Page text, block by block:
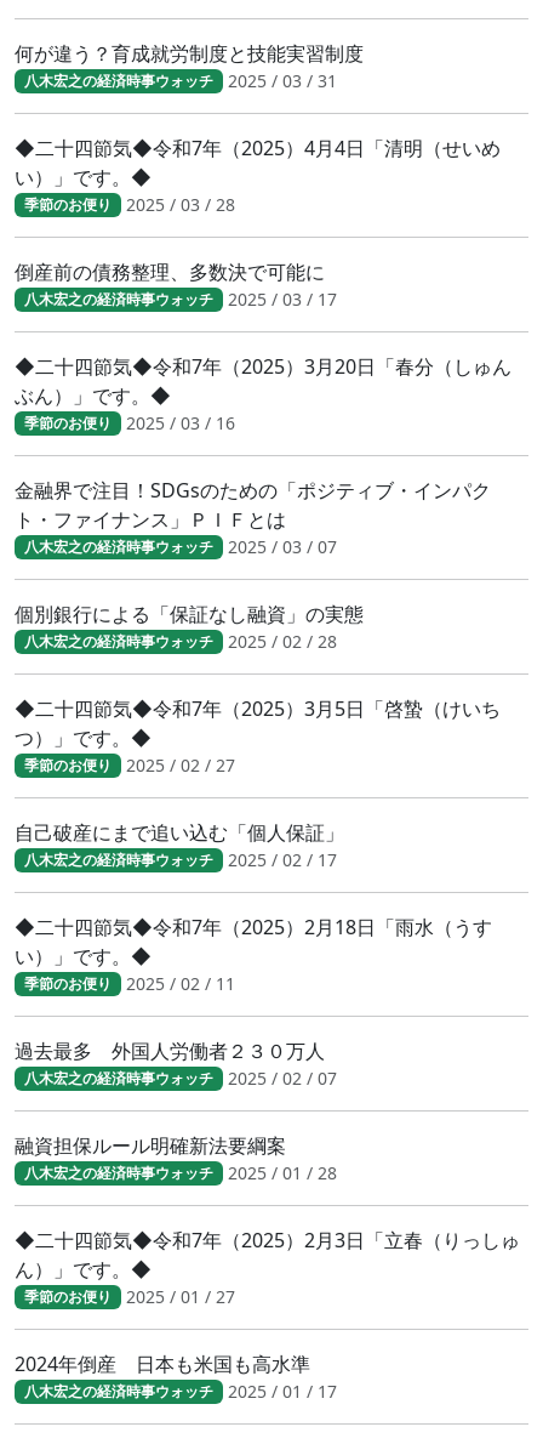
何が違う？育成就労制度と技能実習制度
八木宏之の経済時事ウォッチ 2025 / 03 / 31
◆二十四節気◆令和7年（2025）4月4日「清明（せいめ
い）」です。◆
季節のお便り 2025 / 03 / 28
倒産前の債務整理、多数決で可能に
八木宏之の経済時事ウォッチ 2025 / 03 / 17
◆二十四節気◆令和7年（2025）3月20日「春分（しゅん
ぶん）」です。◆
季節のお便り 2025 / 03 / 16
金融界で注目！SDGsのための「ポジティブ・インパク
ト・ファイナンス」ＰＩＦとは
八木宏之の経済時事ウォッチ 2025 / 03 / 07
個別銀行による「保証なし融資」の実態
八木宏之の経済時事ウォッチ 2025 / 02 / 28
◆二十四節気◆令和7年（2025）3月5日「啓蟄（けいち
つ）」です。◆
季節のお便り 2025 / 02 / 27
自己破産にまで追い込む「個人保証」
八木宏之の経済時事ウォッチ 2025 / 02 / 17
◆二十四節気◆令和7年（2025）2月18日「雨水（うす
い）」です。◆
季節のお便り 2025 / 02 / 11
過去最多 外国人労働者２３０万人
八木宏之の経済時事ウォッチ 2025 / 02 / 07
融資担保ルール明確新法要綱案
八木宏之の経済時事ウォッチ 2025 / 01 / 28
◆二十四節気◆令和7年（2025）2月3日「立春（りっしゅ
ん）」です。◆
季節のお便り 2025 / 01 / 27
2024年倒産 日本も米国も高水準
八木宏之の経済時事ウォッチ 2025 / 01 / 17